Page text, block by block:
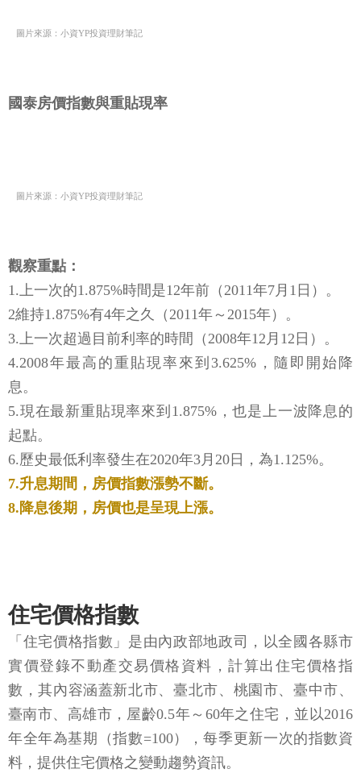
圖片來源：小資YP投資理財筆記
國泰房價指數與重貼現率
圖片來源：小資YP投資理財筆記
觀察重點：
1.上一次的1.875%時間是12年前（2011年7月1日）。
2維持1.875%有4年之久（2011年～2015年）。
3.上一次超過目前利率的時間（2008年12月12日）。
4.2008年最高的重貼現率來到3.625%，隨即開始降
息。
5.現在最新重貼現率來到1.875%，也是上一波降息的
起點。
6.歷史最低利率發生在2020年3月20日，為1.125%。
7.升息期間，房價指數漲勢不斷。
8.降息後期，房價也是呈現上漲。
住宅價格指數
「住宅價格指數」是由內政部地政司，以全國各縣市
實價登錄不動產交易價格資料，計算出住宅價格指
數，其內容涵蓋新北市、臺北市、桃園市、臺中市、
臺南市、高雄市，屋齡0.5年～60年之住宅，並以2016
年全年為基期（指數=100），每季更新一次的指數資
料，提供住宅價格之變動趨勢資訊。